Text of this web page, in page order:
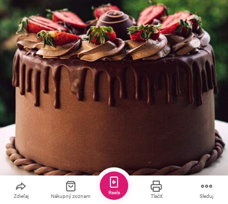
Zdieľaj Nákupný zoznam Tlačiť Sleduj
Reels